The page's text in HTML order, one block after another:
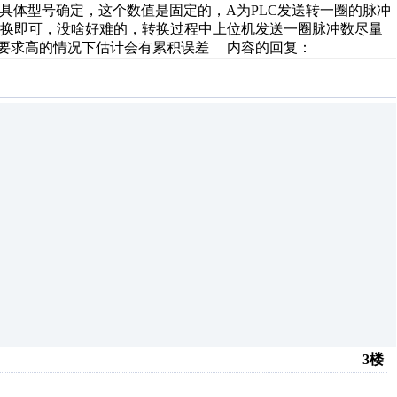
体型号确定，这个数值是固定的，A为PLC发送转一圈的脉冲
即可，没啥好难的，转换过程中上位机发送一圈脉冲数尽量
求高的情况下估计会有累积误差 内容的回复：
3楼